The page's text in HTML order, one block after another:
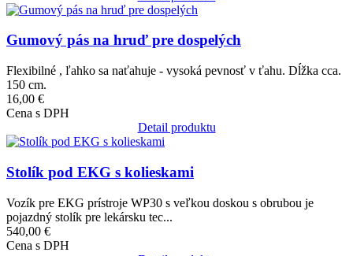
Obrázok
Gumový pás na hruď pre dospelých
Flexibilné , ľahko sa naťahuje - vysoká pevnosť v ťahu. Dĺžka cca.
150 cm.
16,00 €
Cena s DPH
Detail produktu
Obrázok
Stolík pod EKG s kolieskami
Vozík pre EKG prístroje WP30 s veľkou doskou s obrubou je
pojazdný stolík pre lekársku tec...
540,00 €
Cena s DPH